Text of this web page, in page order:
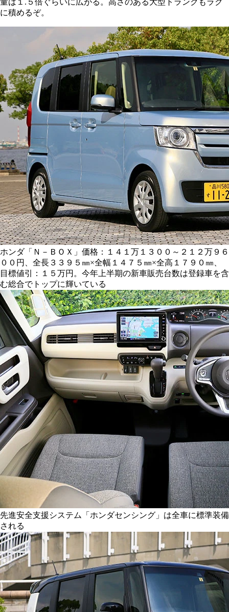
量は１.５倍ぐらいに広がる。高さのある大型トランクもラク
に積めるぞ。
ホンダ「Ｎ－ＢＯＸ」価格：１４１万１３００～２１２万９６
００円、全長３３９５㎜×全幅１４７５㎜×全高１７９０㎜、
目標値引：１５万円。今年上半期の新車販売台数は登録車を含
む総合でトップに輝いている
先進安全支援システム「ホンダセンシング」は全車に標準装備
される